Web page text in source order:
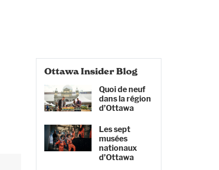
Ottawa Insider Blog
Quoi de neuf
dans la région
d’Ottawa
Les sept
musées
nationaux
d’Ottawa